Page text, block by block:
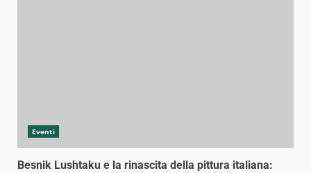
Eventi
Besnik Lushtaku e la rinascita della pittura italiana: